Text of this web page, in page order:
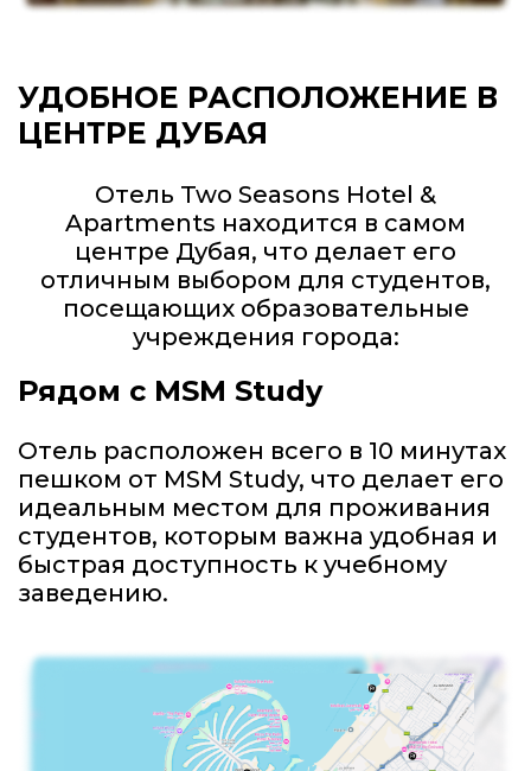
УДОБНОЕ РАСПОЛОЖЕНИЕ В
ЦЕНТРЕ ДУБАЯ
Отель Two Seasons Hotel &
Apartments находится в самом
центре Дубая, что делает его
отличным выбором для студентов,
посещающих образовательные
учреждения города:
Рядом с MSM Study
Отель расположен всего в 10 минутах
пешком от MSM Study, что делает его
идеальным местом для проживания
студентов, которым важна удобная и
быстрая доступность к учебному
заведению.